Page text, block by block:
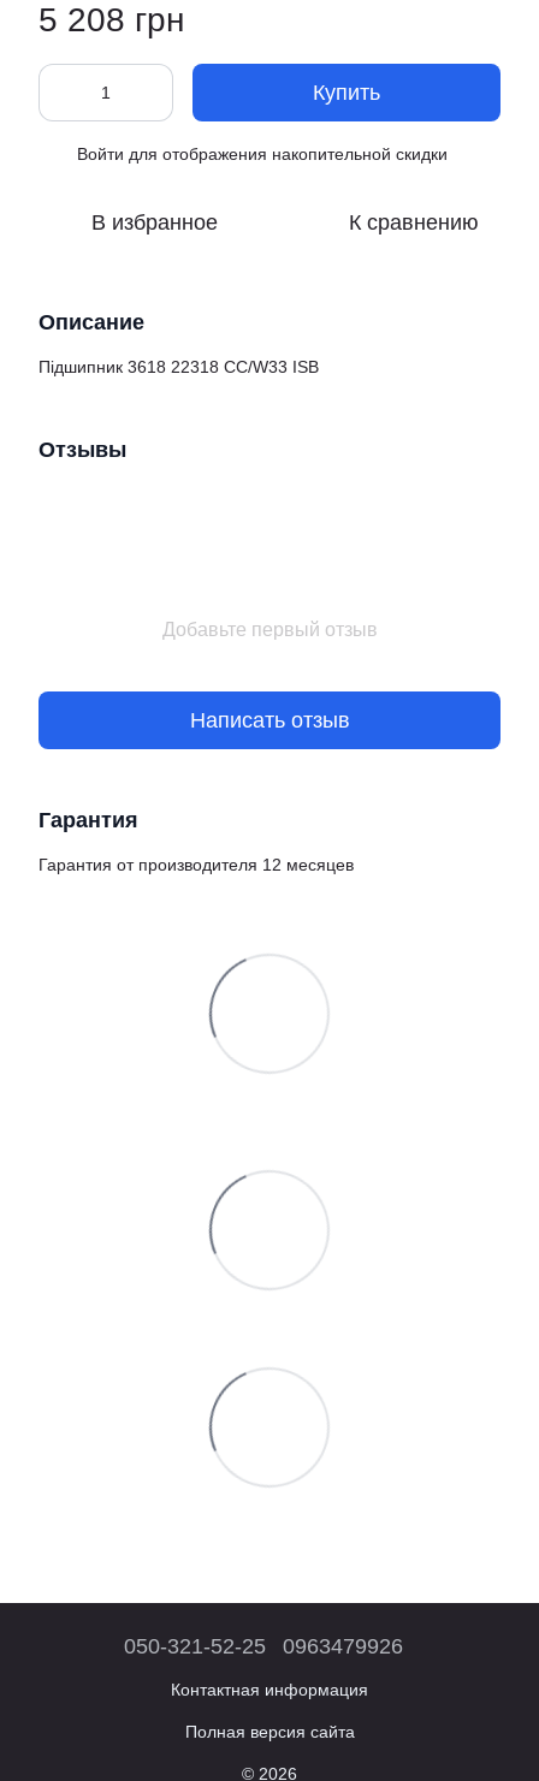
5 208 грн
Купить
Войти для отображения накопительной скидки
В избранное К сравнению
Описание
Підшипник 3618 22318 CC/W33 ISB
Отзывы
Добавьте первый отзыв
Написать отзыв
Гарантия
Гарантия от производителя 12 месяцев
050-321-52-25 0963479926
Контактная информация
Полная версия сайта
© 2026